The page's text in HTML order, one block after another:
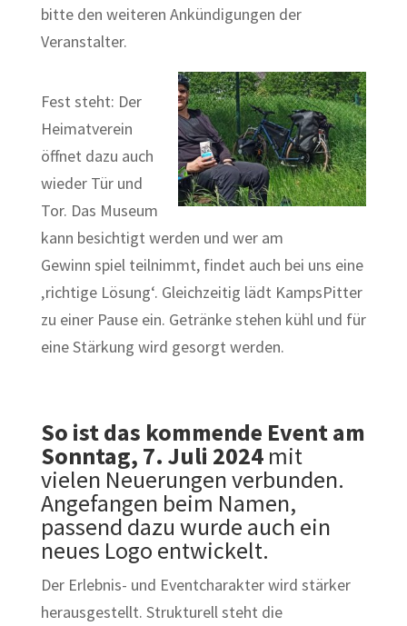
bitte den weiteren Ankündigungen der
Veranstalter.
Fest steht: Der
Heimatverein
öffnet dazu auch
wieder Tür und
Tor. Das Museum
kann besichtigt werden und wer am
Gewinn spiel teilnimmt, findet auch bei uns eine
‚richtige Lösung‘. Gleichzeitig lädt KampsPitter
zu einer Pause ein. Getränke stehen kühl und für
eine Stärkung wird gesorgt werden.
So ist das kommende Event am
Sonntag, 7. Juli 2024 mit
vielen Neuerungen verbunden.
Angefangen beim Namen,
passend dazu wurde auch ein
neues Logo entwickelt.
Der Erlebnis- und Eventcharakter wird stärker
herausgestellt. Strukturell steht die